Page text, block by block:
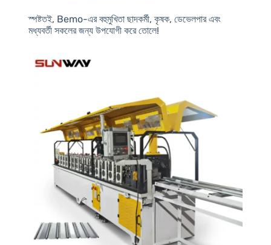
স্পষ্টতই, Bemo-এর বহুমুখিতা ছাদকর্মী, কৃষক, ডেভেলপার এবং
মধ্যবর্তী সকলের জন্য উপযোগী করে তোলে!